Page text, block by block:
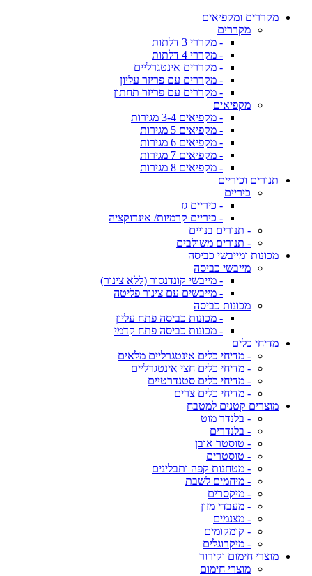
מקררים ומקפיאים
מקררים
- מקררי 3 דלתות
- מקררי 4 דלתות
- מקררים אינטגרליים
- מקררים עם פריזר עליון
- מקררים עם פריזר תחתון
מקפיאים
- מקפיאים 3-4 מגירות
- מקפיאים 5 מגירות
- מקפיאים 6 מגירות
- מקפיאים 7 מגירות
- מקפיאים 8 מגירות
תנורים וכיריים
כיריים
- כיריים גז
- כיריים קרמיות/ אינדוקציה
- תנורים בנויים
- תנורים משולבים
מכונות ומייבשי כביסה
מייבשי כביסה
- מייבשי קונדנסור (ללא צינור)
- מייבשים עם צינור פליטה
מכונות כביסה
- מכונות כביסה פתח עליון
- מכונות כביסה פתח קדמי
מדיחי כלים
- מדיחי כלים אינטגרליים מלאים
- מדיחי כלים חצי אינטגרליים
- מדיחי כלים סטנדרטיים
- מדיחי כלים צרים
מוצרים קטנים למטבח
- בלנדר מוט
- בלנדרים
- טוסטר אובן
- טוסטרים
- מטחנות קפה ותבלינים
- מיחמים לשבת
- מיקסרים
- מעבדי מזון
- מצנמים
- קומקומים
- מיקרוגלים
מוצרי חימום וקירור
מוצרי חימום